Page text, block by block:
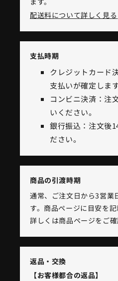
配送料について詳しく見る
支払時期
クレジットカード
支払いが確定します
コンビニ決済：注
いください。
銀行振込：注文後
ださい。
商品の引渡時期
通常、ご注文日から3営業
す。商品ページに目安を記
詳しくは商品ページをご確
返品・交換
【お客様都合の返品】